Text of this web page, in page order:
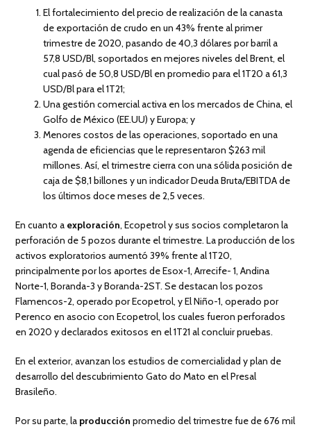
El fortalecimiento del precio de realización de la canasta
de exportación de crudo en un 43% frente al primer
trimestre de 2020, pasando de 40,3 dólares por barril a
57,8 USD/Bl, soportados en mejores niveles del Brent, el
cual pasó de 50,8 USD/Bl en promedio para el 1T20 a 61,3
USD/Bl para el 1T21;
Una gestión comercial activa en los mercados de China, el
Golfo de México (EE.UU) y Europa; y
Menores costos de las operaciones, soportado en una
agenda de eficiencias que le representaron $263 mil
millones. Así, el trimestre cierra con una sólida posición de
caja de $8,1 billones y un indicador Deuda Bruta/EBITDA de
los últimos doce meses de 2,5 veces.
En cuanto a exploración, Ecopetrol y sus socios completaron la
perforación de 5 pozos durante el trimestre. La producción de los
activos exploratorios aumentó 39% frente al 1T20,
principalmente por los aportes de Esox-1, Arrecife- 1, Andina
Norte-1, Boranda-3 y Boranda-2ST. Se destacan los pozos
Flamencos-2, operado por Ecopetrol, y El Niño-1, operado por
Perenco en asocio con Ecopetrol, los cuales fueron perforados
en 2020 y declarados exitosos en el 1T21 al concluir pruebas.
En el exterior, avanzan los estudios de comercialidad y plan de
desarrollo del descubrimiento Gato do Mato en el Presal
Brasileño.
Por su parte, la producciónpromedio del trimestre fue de 676 mil